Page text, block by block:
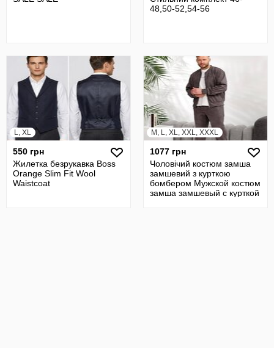
48,50-52,54-56
L, XL
550 грн
Жилетка безрукавка Boss
Orange Slim Fit Wool
Waistcoat
M, L, XL, XXL, XXXL
1077 грн
Чоловічий костюм замша
замшевий з курткою
бомбером Мужской костюм
замша замшевый с курткой